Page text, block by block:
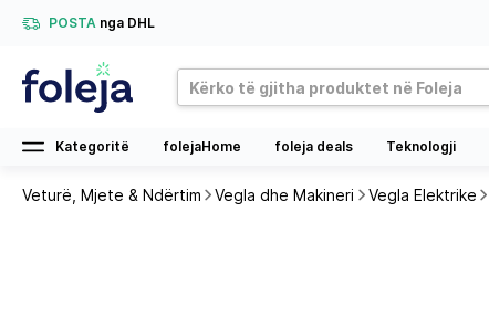
POSTA nga DHL
Kategoritë folejaHome foleja deals Teknologji
Veturë, Mjete & Ndërtim Vegla dhe Makineri Vegla Elektrike